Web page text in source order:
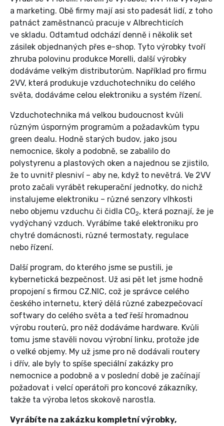
a marketing. Obě firmy mají asi sto padesát lidí, z toho
patnáct zaměstnanců pracuje v Albrechticích
ve skladu. Odtamtud odchází denně i několik set
zásilek objednaných přes e-shop. Tyto výrobky tvoří
zhruba polovinu produkce Morelli, další výrobky
dodáváme velkým distributorům. Například pro firmu
2VV, která produkuje vzduchotechniku do celého
světa, dodáváme celou elektroniku a systém řízení.
Vzduchotechnika má velkou budoucnost kvůli
různým úsporným programům a požadavkům typu
green dealu. Hodně starých budov, jako jsou
nemocnice, školy a podobně, se zabalilo do
polystyrenu a plastových oken a najednou se zjistilo,
že to uvnitř plesniví – aby ne, když to nevětrá. Ve 2VV
proto začali vyrábět rekuperační jednotky, do nichž
instalujeme elektroniku – různé senzory vlhkosti
nebo objemu vzduchu či čidla CO2, která poznají, že je
vydýchaný vzduch. Vyrábíme také elektroniku pro
chytré domácnosti, různé termostaty, regulace
nebo řízení.
Další program, do kterého jsme se pustili, je
kybernetická bezpečnost. Už asi pět let jsme hodně
propojení s firmou CZ.NIC, což je správce celého
českého internetu, který dělá různé zabezpečovací
softwary do celého světa a teď řeší hromadnou
výrobu routerů, pro něž dodáváme hardware. Kvůli
tomu jsme stavěli novou výrobní linku, protože jde
o velké objemy. My už jsme pro ně dodávali routery
i dřív, ale byly to spíše speciální zakázky pro
nemocnice a podobně a v poslední době je začínají
požadovat i velcí operátoři pro koncové zákazníky,
takže ta výroba letos skokově narostla.
Vyrábíte na zakázku kompletní výrobky,